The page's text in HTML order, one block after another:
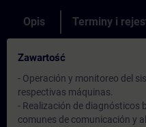
Opis Terminy i
Zawartość
- Operación y monitoreo del
respectivas máquinas.
- Realización de diagnósticos
comunes de comunicación y